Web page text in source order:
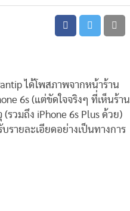
ได้โพสภาพจากหน้าร้าน
6s (แต่ขัดใจจริงๆ ที่เห็นร้าน
รวมถึง iPhone 6s Plus ด้วย)
รายละเอียดอย่างเป็นทางการ